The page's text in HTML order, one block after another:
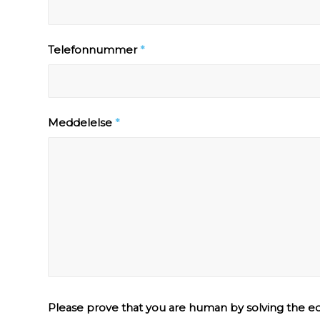
Telefonnummer*
Meddelelse *
Please prove that you are human by solving the